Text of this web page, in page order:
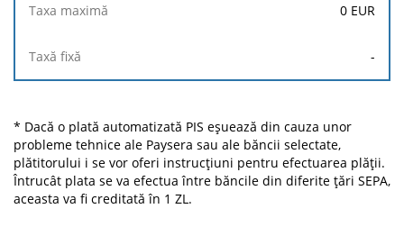
0 EUR
-
* Dacă o plată automatizată PIS eșuează din cauza unor
probleme tehnice ale Paysera sau ale băncii selectate,
plătitorului i se vor oferi instrucțiuni pentru efectuarea plății.
Întrucât plata se va efectua între băncile din diferite țări SEPA,
aceasta va fi creditată în 1 ZL.